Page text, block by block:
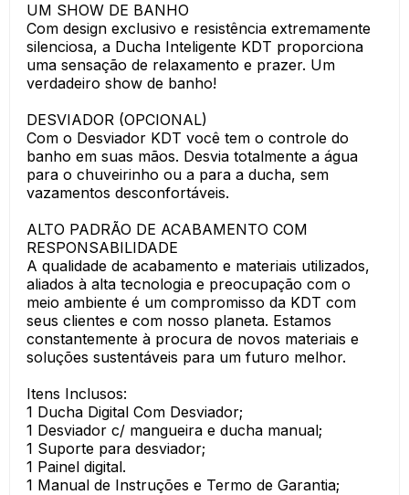
UM SHOW DE BANHO
Com design exclusivo e resistência extremamente
silenciosa, a Ducha Inteligente KDT proporciona
uma sensação de relaxamento e prazer. Um
verdadeiro show de banho!
DESVIADOR (OPCIONAL)
Com o Desviador KDT você tem o controle do
banho em suas mãos. Desvia totalmente a água
para o chuveirinho ou a para a ducha, sem
vazamentos desconfortáveis.
ALTO PADRÃO DE ACABAMENTO COM
RESPONSABILIDADE
A qualidade de acabamento e materiais utilizados,
aliados à alta tecnologia e preocupação com o
meio ambiente é um compromisso da KDT com
seus clientes e com nosso planeta. Estamos
constantemente à procura de novos materiais e
soluções sustentáveis para um futuro melhor.
Itens Inclusos:
1 Ducha Digital Com Desviador;
1 Desviador c/ mangueira e ducha manual;
1 Suporte para desviador;
1 Painel digital.
1 Manual de Instruções e Termo de Garantia;